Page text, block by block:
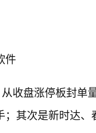
件
收盘涨停板封单
其次是新时达